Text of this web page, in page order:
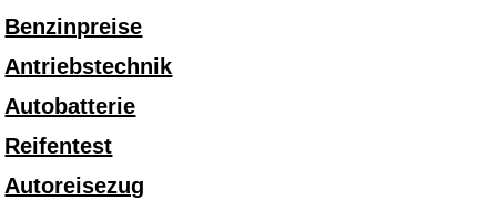
Benzinpreise
Antriebstechnik
Autobatterie
Reifentest
Autoreisezug